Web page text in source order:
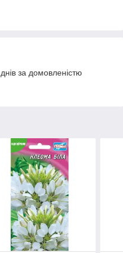
за домовленістю